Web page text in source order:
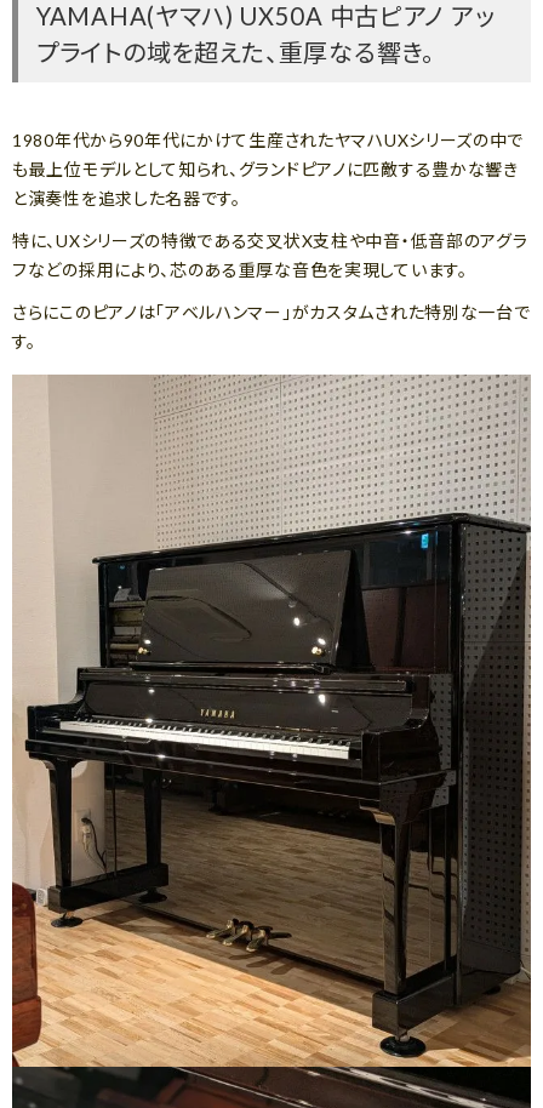
YAMAHA(ヤマハ) UX50A 中古ピアノ アッ
プライトの域を超えた、重厚なる響き。
1980年代から90年代にかけて生産されたヤマハUXシリーズの中で
も最上位モデルとして知られ、グランドピアノに匹敵する豊かな響き
と演奏性を追求した名器です。
特に、UXシリーズの特徴である交叉状X支柱や中音・低音部のアグラ
フなどの採用により、芯のある重厚な音色を実現しています。
さらにこのピアノは「アベルハンマー」がカスタムされた特別な一台で
す。